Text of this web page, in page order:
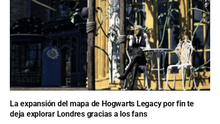
La expansión del mapa de Hogwarts Legacy por fin te
deja explorar Londres gracias a los fans